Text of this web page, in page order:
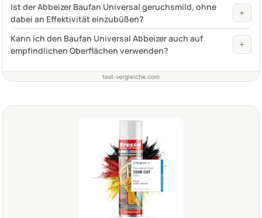
Ist der Abbeizer Baufan Universal geruchsmild, ohne
dabei an Effektivität einzubüßen?
+
Kann ich den Baufan Universal Abbeizer auch auf
empfindlichen Oberflächen verwenden?
+
test-vergleiche.com